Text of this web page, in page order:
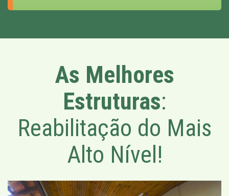
As Melhores
Estruturas:
Reabilitação do Mais
Alto Nível!